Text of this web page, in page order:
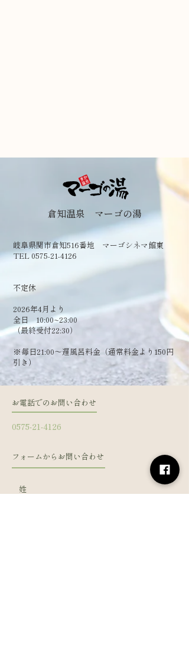
倉知温泉 マーゴの湯
岐阜県関市倉知516番地 マーゴシネマ館東
TEL 0575-21-4126
​不定休
2026年4月より
全日 10:00~23:00
（最終受付22:30）
​※毎日21:00～遅風呂料金（通常料金より150円
引き）
お電話でのお問い合わせ
0575-21-4126
フォームからお問い合わせ
姓